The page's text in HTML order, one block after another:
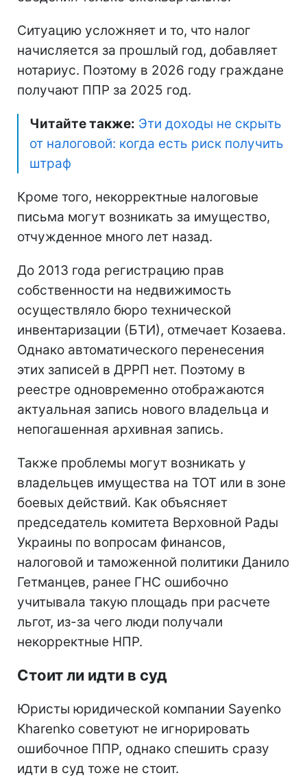
Ситуацию усложняет и то, что налог
начисляется за прошлый год, добавляет
нотариус. Поэтому в 2026 году граждане
получают ППР за 2025 год.
Читайте также: Эти доходы не скрыть
от налоговой: когда есть риск получить
штраф
Кроме того, некорректные налоговые
письма могут возникать за имущество,
отчужденное много лет назад.
До 2013 года регистрацию прав
собственности на недвижимость
осуществляло бюро технической
инвентаризации (БТИ), отмечает Козаева.
Однако автоматического перенесения
этих записей в ДРРП нет. Поэтому в
реестре одновременно отображаются
актуальная запись нового владельца и
непогашенная архивная запись.
Также проблемы могут возникать у
владельцев имущества на ТОТ или в зоне
боевых действий. Как объясняет
председатель комитета Верховной Рады
Украины по вопросам финансов,
налоговой и таможенной политики Данило
Гетманцев, ранее ГНС ошибочно
учитывала такую площадь при расчете
льгот, из-за чего люди получали
некорректные НПР.
Стоит ли идти в суд
Юристы юридической компании Sayenko
Kharenko советуют не игнорировать
ошибочное ППР, однако спешить сразу
идти в суд тоже не стоит.